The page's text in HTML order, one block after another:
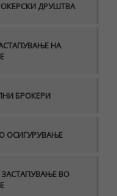
ДРУШТВА
НА
БРОКЕРИ
ОСИГУРУВАЊЕ
ВО